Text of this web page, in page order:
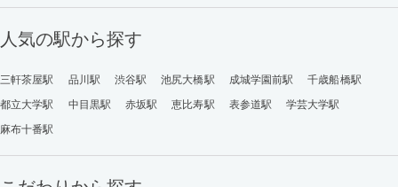
人気の駅から探す
三軒茶屋駅 品川駅 渋谷駅 池尻大橋駅 成城学園前駅
千歳船橋駅
都立大学駅
中目黒駅 赤坂駅 恵比寿駅 表参道駅
学芸大学駅
麻布十番駅